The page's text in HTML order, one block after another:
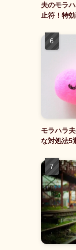
夫のモラ
止符！特
モラハラ
な対処法5